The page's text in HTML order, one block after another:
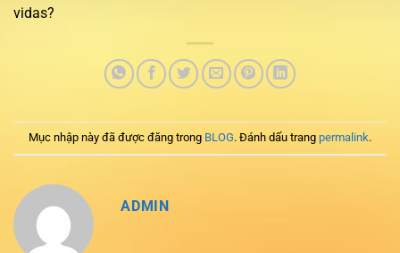
vidas?
Mục nhập này đã được đăng trong BLOG. Đánh dấu trang permalink.
ADMIN